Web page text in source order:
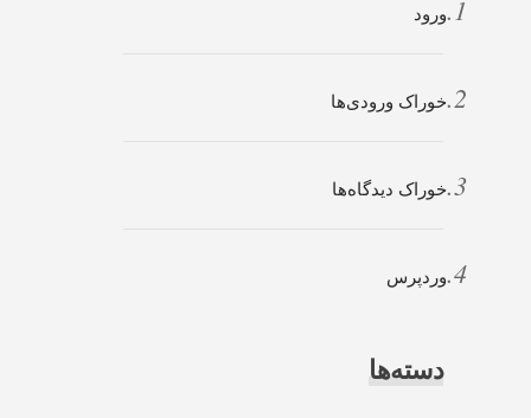
ورود
خوراک ورودی‌ها
خوراک دیدگاه‌ها
وردپرس
دسته‌ها